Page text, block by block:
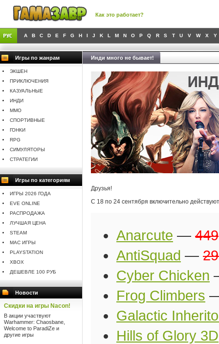
Как это работает?
A B C D E F G H I J K L M N O P Q R S T U V W X Y
Игры по жанрам
ЭКШЕН
ПРИКЛЮЧЕНИЯ
КАЗУАЛЬНЫЕ
ИНДИ
MMO
СПОРТИВНЫЕ
ГОНКИ
RPG
СИМУЛЯТОРЫ
СТРАТЕГИИ
Игры по категориям
ИГРЫ 2026 ГОДА
EVE ONLINE
РАСПРОДАЖА
ЛУЧШАЯ ЦЕНА
STEAM
MAC ИГРЫ
PLAYSTATION
XBOX
ДЕШЕВЛЕ 100 РУБ
Новости
Скидки на игры Nacon!
В акции участвуют
Warhammer: Chaosbane,
Welcome to ParadiZe и
другие игры
Инди много не бывает!
Друзья!
С 18 по 24 сентября включительно
Anarcute — 449
AntiSquad —
Cyber Chicken
Frog Climbers
Galactic
Hills of Glory 3D